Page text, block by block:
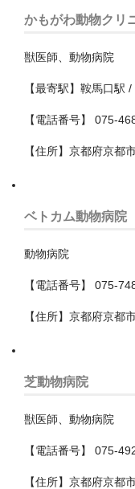
山武郡九十九里町
山武郡芝山町
市川市
成田市
旭市
木更津市
東金市
松戸市
かもがわ動物クリ
獣医師、動物病院
【最寄駅】鞍馬口駅
【電話番号】 075-
【住所】京都府京都
ベトカム動物病院
動物病院
【電話番号】 075-
【住所】京都府京都
芝動物病院
獣医師、動物病院
【電話番号】 075-
【住所】京都府京都